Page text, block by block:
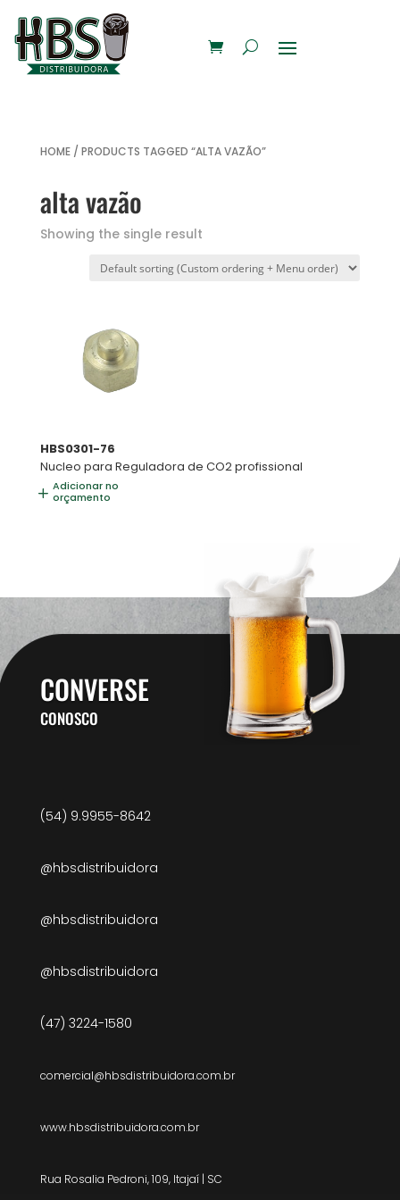
HOME/ PRODUCTS TAGGED “ALTA VAZÃO”
alta vazão
Showing the single result
HBS0301-76
Nucleo para Reguladora de CO2 profissional
Adicionar no
orçamento
CONVERSE
CONOSCO
(54) 9.9955-8642
@hbsdistribuidora
@hbsdistribuidora
@hbsdistribuidora
(47) 3224-1580
comercial@hbsdistribuidora.com.br
www.hbsdistribuidora.com.br
Rua Rosalia Pedroni, 109, Itajaí | SC